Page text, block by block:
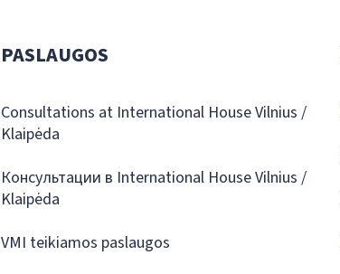
PASLAUGOS
Consultations at International House Vilnius /
Klaipėda
Консультации в International House Vilnius /
Klaipėda
VMI teikiamos paslaugos